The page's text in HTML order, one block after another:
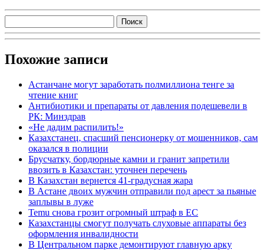
Похожие записи
Астанчане могут заработать полмиллиона тенге за
чтение книг
Антибиотики и препараты от давления подешевели в
РК: Минздрав
«Не дадим распилить!»
Казахстанец, спасший пенсионерку от мошенников, сам
оказался в полиции
Брусчатку, бордюрные камни и гранит запретили
ввозить в Казахстан: уточнен перечень
В Казахстан вернется 41-градусная жара
В Астане двоих мужчин отправили под арест за пьяные
заплывы в луже
Temu снова грозит огромный штраф в ЕС
Казахстанцы смогут получать слуховые аппараты без
оформления инвалидности
В Центральном парке демонтируют главную арку